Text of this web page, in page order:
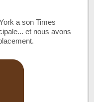
a son Times
et nous avons